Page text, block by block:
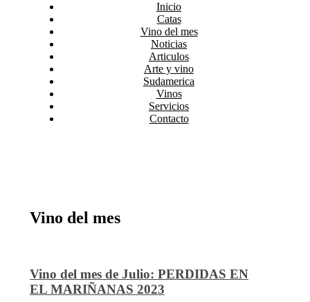
Inicio
Catas
Vino del mes
Noticias
Articulos
Arte y vino
Sudamerica
Vinos
Servicios
Contacto
Vino del mes
Vino del mes de Julio: PERDIDAS EN
EL MARIÑANAS 2023